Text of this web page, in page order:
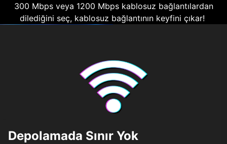
300 Mbps veya 1200 Mbps kablosuz bağlantılardan
dilediğini seç, kablosuz bağlantının keyfini çıkar!
Depolamada Sınır Yok